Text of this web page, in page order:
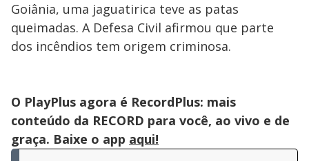
Goiânia, uma jaguatirica teve as patas
queimadas. A Defesa Civil afirmou que parte
dos incêndios tem origem criminosa.
O PlayPlus agora é RecordPlus: mais
conteúdo da RECORD para você, ao vivo e de
graça. Baixe o app aqui!